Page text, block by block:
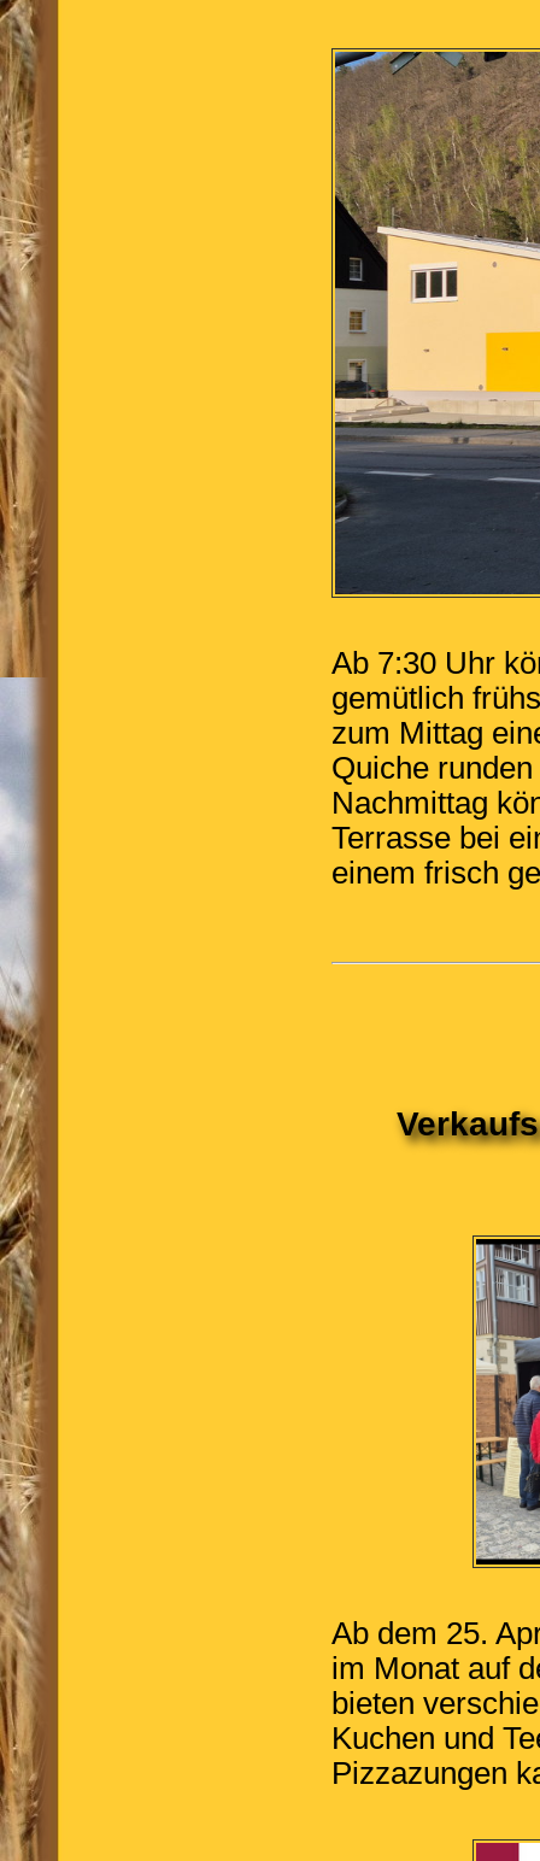
Ab 7:30 Uhr
gemütlich
zum Mittag
Quiche
Nachmittag
Terrasse bei
einem frisch
Ab dem 25.
im Monat auf
bieten
Kuchen und
Pizzazungen